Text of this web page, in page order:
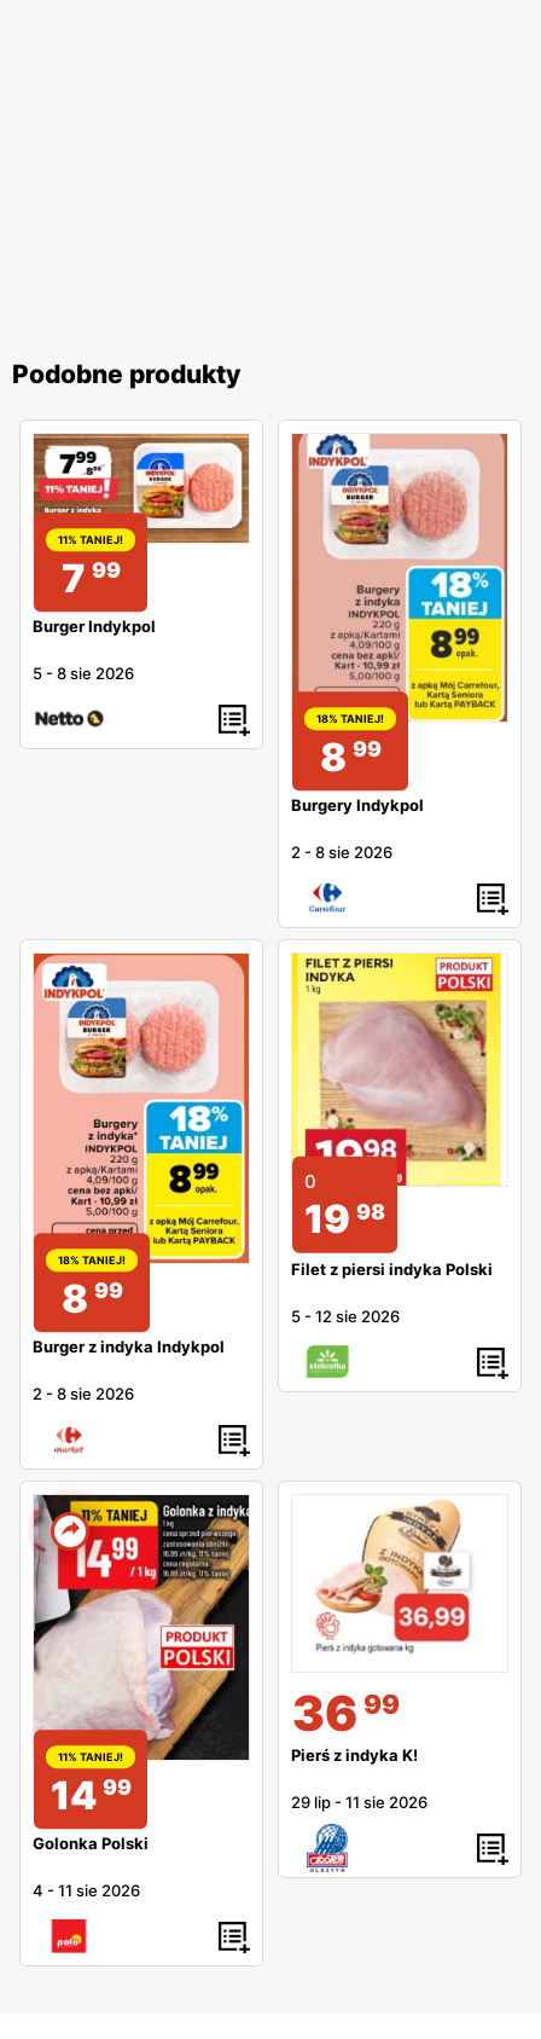
Podobne produkty
11% TANIEJ!
7 99
Burger Indykpol
5 -8 sie 2026
18% TANIEJ!
8 99
Burgery Indykpol
2 -8 sie 2026
18% TANIEJ!
8 99
Burger z indyka Indykpol
2 -8 sie 2026
0
19 98
Filet z piersi indyka Polski
5 -12 sie 2026
11% TANIEJ!
14 99
Golonka Polski
4 -11 sie 2026
36 99
Pierś z indyka K!
29 lip -11 sie 2026